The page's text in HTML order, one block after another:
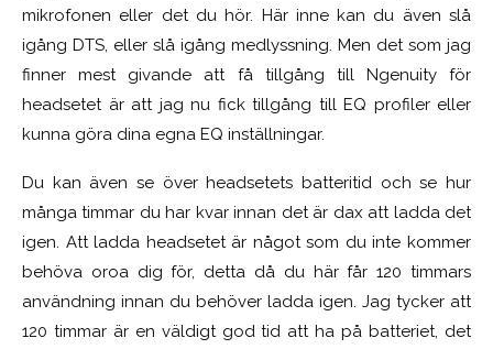
mikrofonen eller det du hör. Här inne kan du även slå
igång DTS, eller slå igång medlyssning. Men det som jag
finner mest givande att få tillgång till Ngenuity för
headsetet är att jag nu fick tillgång till EQ profiler eller
kunna göra dina egna EQ inställningar.
Du kan även se över headsetets batteritid och se hur
många timmar du har kvar innan det är dax att ladda det
igen. Att ladda headsetet är något som du inte kommer
behöva oroa dig för, detta då du här får 120 timmars
användning innan du behöver ladda igen. Jag tycker att
120 timmar är en väldigt god tid att ha på batteriet, det